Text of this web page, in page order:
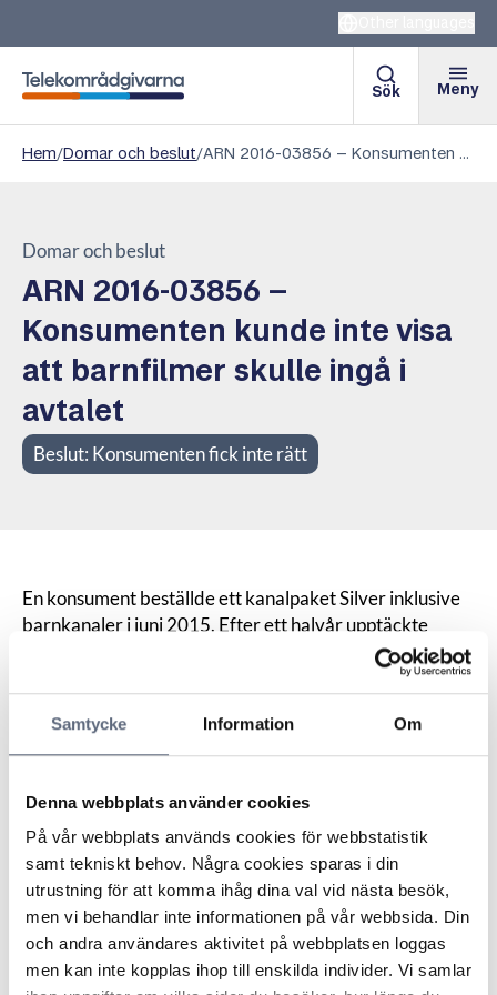
Samtycke Information Om
Denna webbplats använder cookies
På vår webbplats används cookies för webbstatistik
samt tekniskt behov. Några cookies sparas i din
utrustning för att komma ihåg dina val vid nästa besök,
men vi behandlar inte informationen på vår webbsida. Din
och andra användares aktivitet på webbplatsen loggas
men kan inte kopplas ihop till enskilda individer. Vi samlar
Telekområdgivarna
Sök Meny
Hem/Domar och beslut/ ARN 2016-03856 – Konsumenten kunde inte visa att barnfilmer skulle ingå i avtalet
Domar och beslut
ARN 2016-03856 –
Konsumenten kunde inte visa
att barnfilmer skulle ingå i
avtalet
Beslut: Konsumenten fick inte rätt
En konsument beställde ett kanalpaket Silver inklusive
barnkanaler i juni 2015. Efter ett halvår upptäckte
konsumenten att det inte gick att starta en barnfilm som
tidigare gått att se. Enligt konsumenten framgick det av
konsumenten tecknat skulle ge tillgång till ett
seriebibliotek med 2800 titlar och ett barnbibliotek
att detta även omfattade barnfilmer och att hela
poängen med abonnemanget varit just att kunna se
både barnserier och filmer. Konsumenten ville häva
avtalet då tjänsten inte motsvarade vad han förväntat
sig.
Operatören menade att konsumenten missförstått
informationen på hemsidan rörande deras play-tjänst